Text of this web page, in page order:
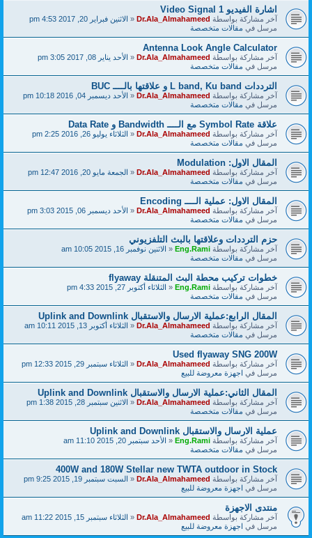
اشارة الفيديو Video Signal 1
آخر مشاركة بواسطةDr.Ala_Almahameed
«الاثنين فبراير 20, 2017 4:53 pm
مرسل فيمقالات متخصصة
Antenna Look Angle Calculator
آخر مشاركة بواسطةDr.Ala_Almahameed
«الأحد يناير 08, 2017 3:05 pm
مرسل فيمقالات متخصصة
الترددات L band, Ku band و علاقتها بالــــ BUC
آخر مشاركة بواسطةDr.Ala_Almahameed
«الأحد ديسمبر 04, 2016 10:18 pm
مرسل فيمقالات متخصصة
علاقة Symbol Rate مع الــــ Bandwidth و Data Rate
آخر مشاركة بواسطةDr.Ala_Almahameed
«الثلاثاء يوليو 26, 2016 2:25 pm
مرسل فيمقالات متخصصة
المقال الاول: Modulation
آخر مشاركة بواسطةDr.Ala_Almahameed
«الجمعة مايو 20, 2016 12:47 pm
مرسل فيمقالات متخصصة
المقال الاول: عملية الــــ Encoding
آخر مشاركة بواسطةDr.Ala_Almahameed
«الأحد ديسمبر 06, 2015 3:03 pm
مرسل فيمقالات متخصصة
حزم الترددات وعلاقتها بالبث التلفزيوني
آخر مشاركة بواسطةEng.Rami
«الاثنين نوفمبر 16, 2015 10:05 am
مرسل فيمقالات متخصصة
خطوات تركيب محطة البث المتنقلة flyaway
آخر مشاركة بواسطةEng.Rami
«الثلاثاء أكتوبر 27, 2015 4:33 pm
مرسل فيمقالات متخصصة
المقال الرابع:عملية الارسال والاستقبال Uplink and Downlink
آخر مشاركة بواسطةDr.Ala_Almahameed
«الثلاثاء أكتوبر 13, 2015 10:11 am
مرسل فيمقالات متخصصة
Used flyaway SNG 200W
آخر مشاركة بواسطةDr.Ala_Almahameed
«الثلاثاء سبتمبر 29, 2015 12:33 pm
مرسل فياجهزة معروضة للبيع
المقال الثاني:عملية الارسال والاستقبال Uplink and Downlink
آخر مشاركة بواسطةDr.Ala_Almahameed
«الاثنين سبتمبر 28, 2015 1:38 pm
مرسل فيمقالات متخصصة
عملية الارسال والاستقبال Uplink and Downlink
آخر مشاركة بواسطةEng.Rami
«الأحد سبتمبر 20, 2015 11:10 am
مرسل فيمقالات متخصصة
400W and 180W Stellar new TWTA outdoor in Stock
آخر مشاركة بواسطةDr.Ala_Almahameed
«السبت سبتمبر 19, 2015 9:25 pm
مرسل فياجهزة معروضة للبيع
منتدى الاجهزة
آخر مشاركة بواسطةDr.Ala_Almahameed
«الثلاثاء سبتمبر 15, 2015 11:22 am
مرسل فياجهزة معروضة للبيع